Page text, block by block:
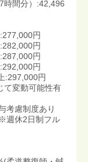
時間分）:42,496
円
円
円
円
:297,000円
て変動可能性有
考慮制度あり
週休2日制フル